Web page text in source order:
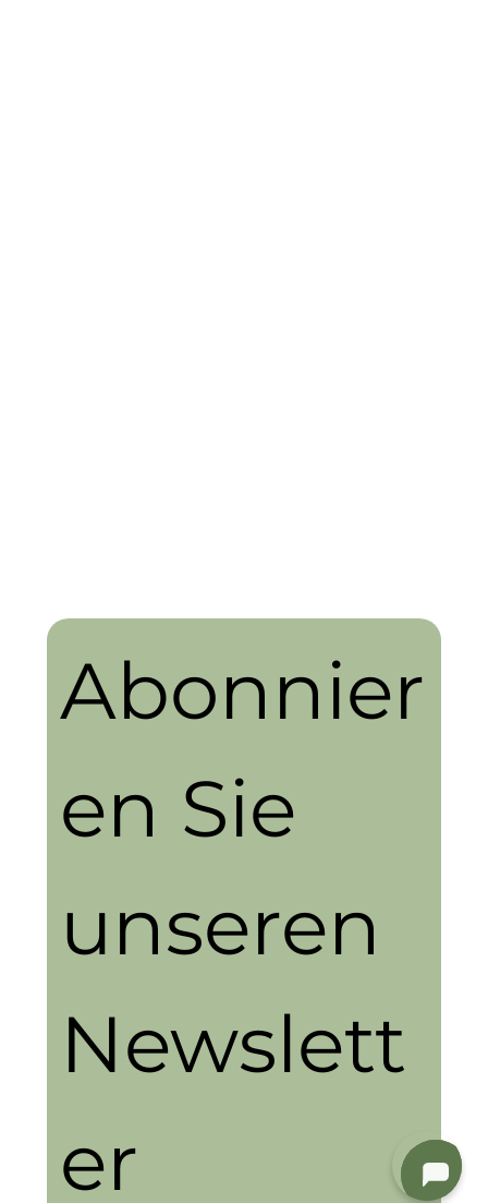
Abonnier
en Sie
unseren
Newslett
er